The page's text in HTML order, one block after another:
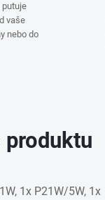
putuje
vaše
nebo do
produktu
1x P21W/5W, 1x